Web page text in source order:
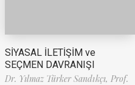
SİYASAL İLETİŞİM ve
SEÇMEN DAVRANIŞI
Dr. Yılmaz Türker Sandıkçı, Prof.